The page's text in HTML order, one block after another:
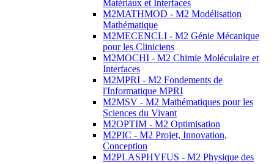
Matériaux et Interfaces
M2MATHMOD - M2 Modélisation
Mathématique
M2MECENCLI - M2 Génie Mécanique
pour les Cliniciens
M2MOCHI - M2 Chimie Moléculaire et
Interfaces
M2MPRI - M2 Fondements de
l'Informatique MPRI
M2MSV - M2 Mathématiques pour les
Sciences du Vivant
M2OPTIM - M2 Optimisation
M2PIC - M2 Projet, Innovation,
Conception
M2PLASPHYFUS - M2 Physique des